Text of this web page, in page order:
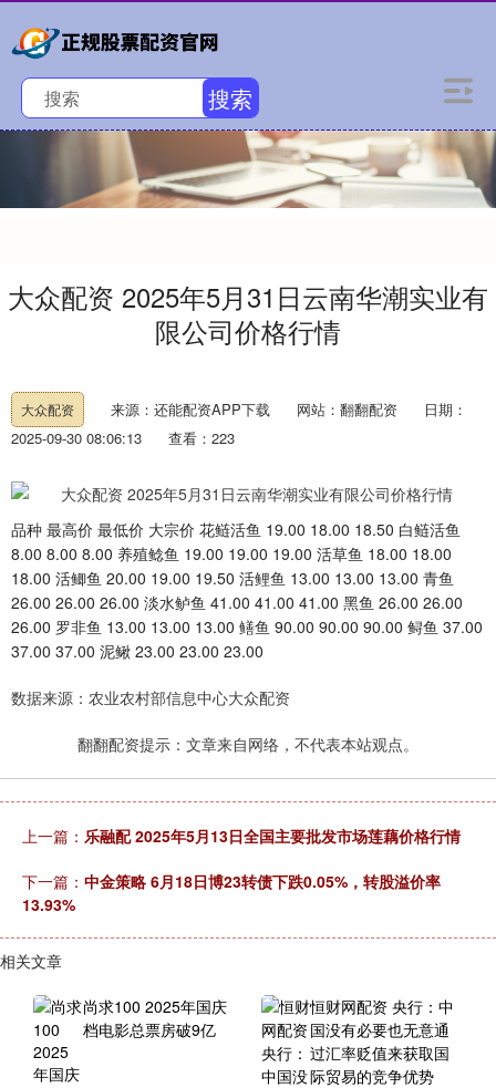
搜索
大众配资 2025年5月31日云南华潮实业有
限公司价格行情
大众配资 来源：还能配资APP下载 网站：翻翻配资
日期：
2025-09-30 08:06:13
查看：223
品种 最高价 最低价 大宗价 花鲢活鱼 19.00 18.00 18.50 白鲢活鱼
8.00 8.00 8.00 养殖鲶鱼 19.00 19.00 19.00 活草鱼 18.00 18.00
18.00 活鲫鱼 20.00 19.00 19.50 活鲤鱼 13.00 13.00 13.00 青鱼
26.00 26.00 26.00 淡水鲈鱼 41.00 41.00 41.00 黑鱼 26.00 26.00
26.00 罗非鱼 13.00 13.00 13.00 鳝鱼 90.00 90.00 90.00 鲟鱼 37.00
37.00 37.00 泥鳅 23.00 23.00 23.00
数据来源：农业农村部信息中心大众配资
翻翻配资提示：文章来自网络，不代表本站观点。
上一篇： 乐融配 2025年5月13日全国主要批发市场莲藕价格行情
下一篇： 中金策略 6月18日博23转债下跌0.05%，转股溢价率
13.93%
相关文章
尚求100 2025年国庆
档电影总票房破9亿
恒财网配资 央行：中
国没有必要也无意通
过汇率贬值来获取国
际贸易的竞争优势